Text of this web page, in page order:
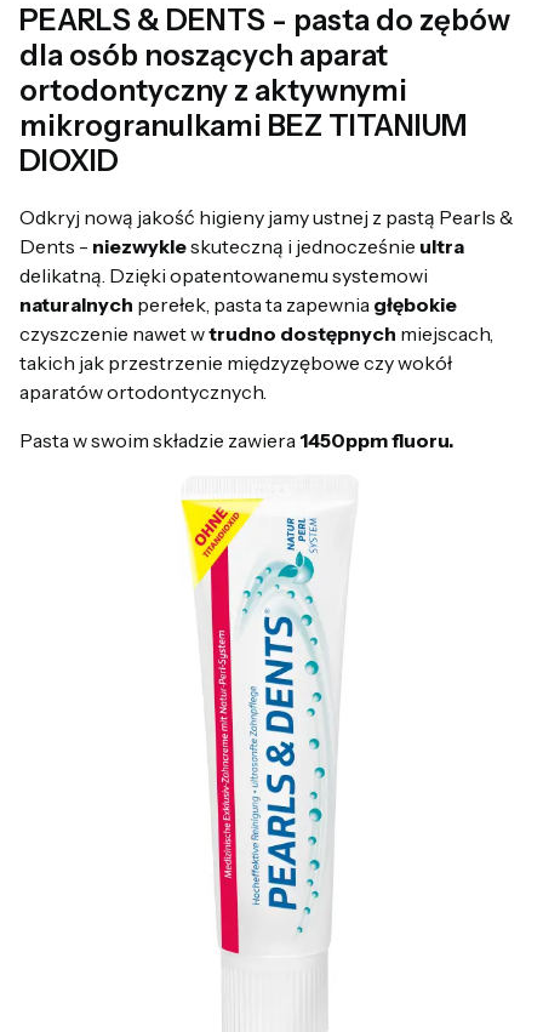
PEARLS & DENTS - pasta do zębów
dla osób noszących aparat
ortodontyczny z aktywnymi
mikrogranulkami BEZ TITANIUM
DIOXID
Odkryj nową jakość higieny jamy ustnej z pastą Pearls &
Dents - niezwykleskuteczną i jednocześnie ultra
delikatną. Dzięki opatentowanemu systemowi
naturalnych perełek, pasta ta zapewnia głębokie
czyszczenie nawet wtrudno dostępnych miejscach,
takich jak przestrzenie międzyzębowe czy wokół
aparatów ortodontycznych.
Pasta w swoim składzie zawiera 1450ppm fluoru.